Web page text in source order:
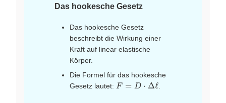
Das hookesche Gesetz
Das hookesche Gesetz
beschreibt die Wirkung einer
Kraft auf linear elastische
Körper.
Die Formel für das hookesche
Gesetz lautet: F=D
F = D ⋅ Δℓ.